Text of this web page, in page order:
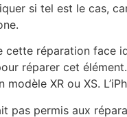
si tel est le cas,
cette réparation face
réparer cet
modèle XR ou XS.
pas permis aux